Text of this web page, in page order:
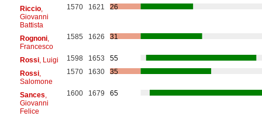
Riccio,
Giovanni
Battista
1570 1621 26
Rognoni,
Francesco
1585 1626 31
Rossi, Luigi 1598 1653
55
Rossi,
Salomone
1570 1630 35
Sances
Giovanni
Felice
1600 1679 65